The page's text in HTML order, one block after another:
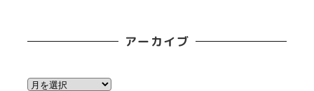
アーカイブ
ア